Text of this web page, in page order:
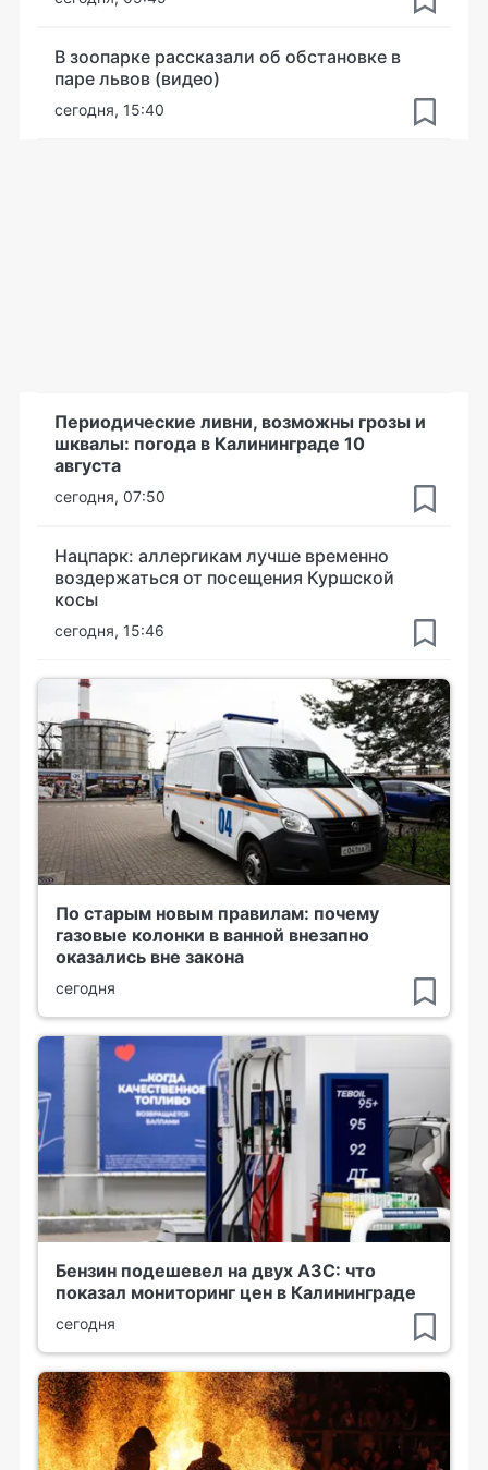
В зоопарке рассказали об обстановке в
паре львов (видео)
сегодня, 15:40
Периодические ливни, возможны грозы и
шквалы: погода в Калининграде 10
августа
сегодня, 07:50
Нацпарк: аллергикам лучше временно
воздержаться от посещения Куршской
косы
сегодня, 15:46
По старым новым правилам: почему
газовые колонки в ванной внезапно
оказались вне закона
сегодня
Бензин подешевел на двух АЗС: что
показал мониторинг цен в Калининграде
сегодня